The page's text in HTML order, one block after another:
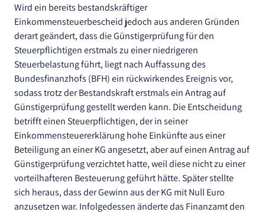
Wird ein bereits bestandskräftiger
Einkommensteuerbescheid jedoch aus anderen Gründen
derart geändert, dass die Günstigerprüfung für den
Steuerpflichtigen erstmals zu einer niedrigeren
Steuerbelastung führt, liegt nach Auffassung des
Bundesfinanzhofs (BFH) ein rückwirkendes Ereignis vor,
sodass trotz der Bestandskraft erstmals ein Antrag auf
Günstigerprüfung gestellt werden kann. Die Entscheidung
betrifft einen Steuerpflichtigen, der in seiner
Einkommensteuererklärung hohe Einkünfte aus einer
Beteiligung an einer KG angesetzt, aber auf einen Antrag auf
Günstigerprüfung verzichtet hatte, weil diese nicht zu einer
vorteilhafteren Besteuerung geführt hätte. Später stellte
sich heraus, dass der Gewinn aus der KG mit Null Euro
anzusetzen war. Infolgedessen änderte das Finanzamt den